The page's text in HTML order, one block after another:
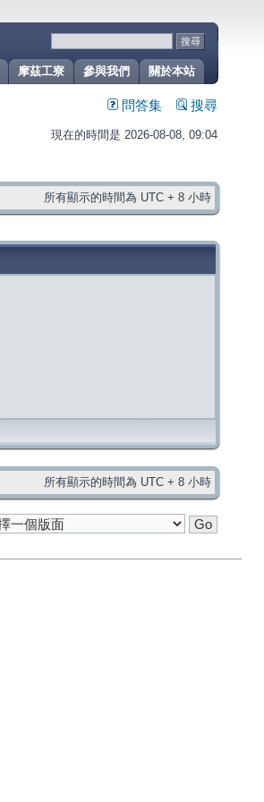
關於本站
參與我們
摩茲工寮
問答集 搜尋
現在的時間是 2026-08-08, 09:04
所有顯示的時間為 UTC + 8 小時
所有顯示的時間為 UTC + 8 小時